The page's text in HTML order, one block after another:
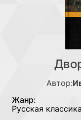
Автор:
Жанр:
Русская